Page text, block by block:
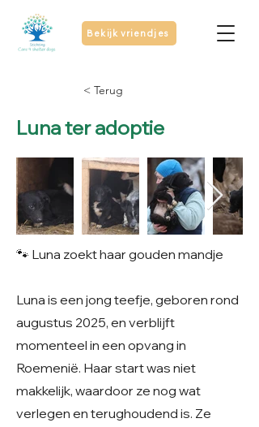
Bekijk vriendjes
< Terug
Luna ter adoptie
🐾 Luna zoekt haar gouden mandje
Luna is een jong teefje, geboren rond
augustus 2025, en verblijft
momenteel in een opvang in
Roemenië. Haar start was niet
makkelijk, waardoor ze nog wat
verlegen en terughoudend is. Ze